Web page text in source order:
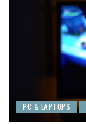
PC & LAPTOPS